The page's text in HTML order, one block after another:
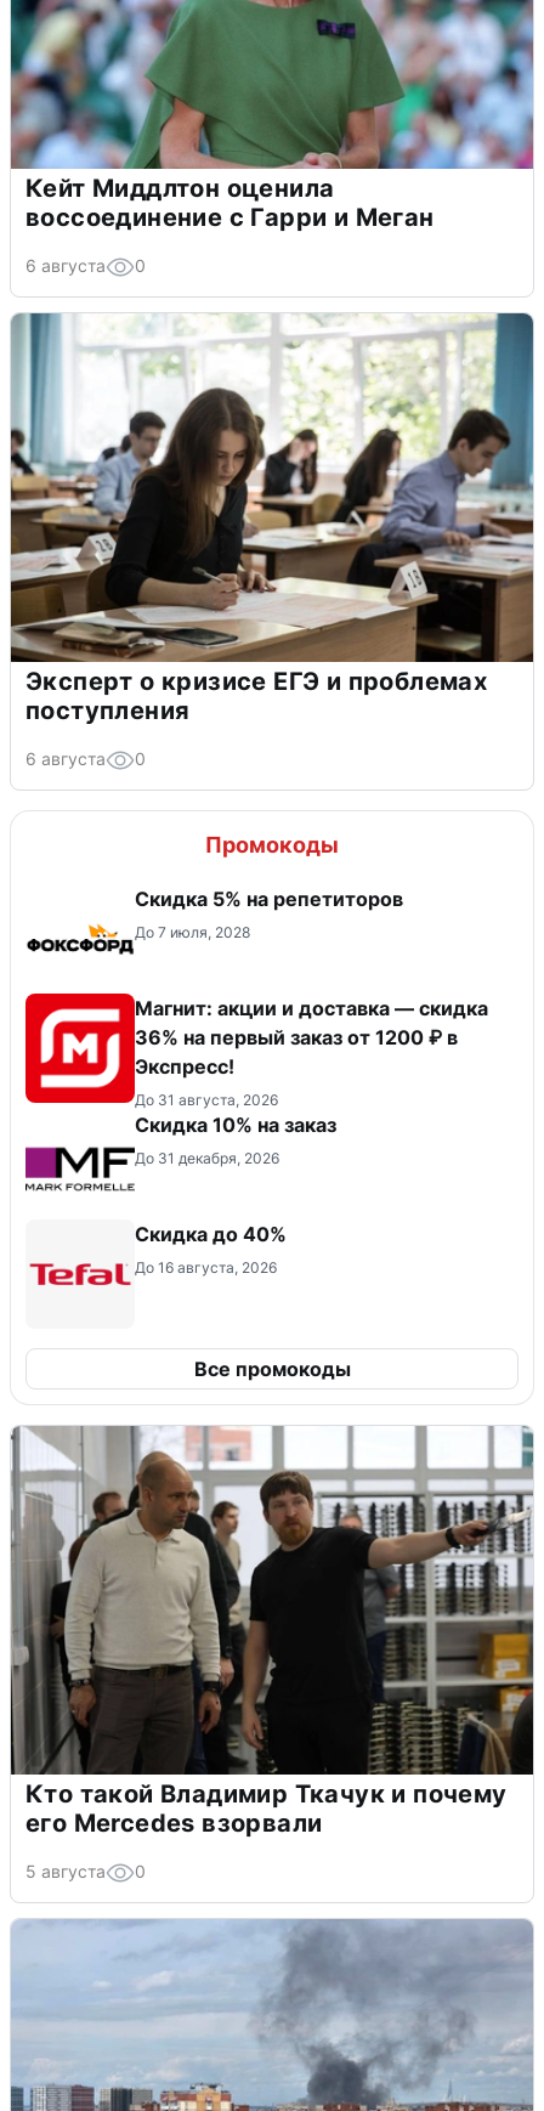
Кейт Миддлтон оценила
воссоединение с Гарри и Меган
6 августа 0
Эксперт о кризисе ЕГЭ и проблемах
поступления
6 августа 0
Промокоды
Скидка 5% на репетиторов
До 7 июля, 2028
Магнит: акции и доставка — скидка
36% на первый заказ от 1200 ₽ в
Экспресс!
До 31 августа, 2026
Скидка 10% на заказ
До 31 декабря, 2026
Скидка до 40%
До 16 августа, 2026
Все промокоды
Кто такой Владимир Ткачук и почему
его Mercedes взорвали
5 августа 0